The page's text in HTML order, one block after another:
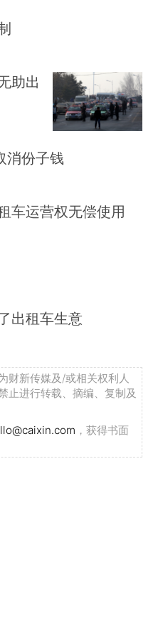
助出
消份子钱
车运营权无偿使用
出租车生意
财新传媒及/或相关权利人
止进行转载、摘编、复制及
，获得书面